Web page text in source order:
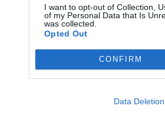
I want to opt-out of Collection,
of my Personal Data that Is
was collected.
Opted Out
CONFIRM
Data Deletion
Portfolio.hu teljes cikkarchívum
Kötéslisták: BÉT elmúlt 2 év napon
kötéslistái
Előfizetés